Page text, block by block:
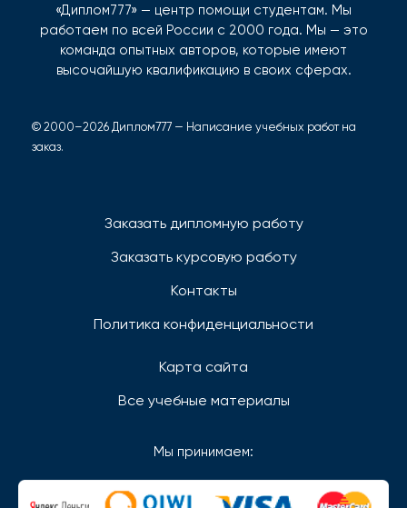
«Диплом777» — центр помощи студентам. Мы
работаем по всей России с 2000 года. Мы — это
команда опытных авторов, которые имеют
высочайшую квалификацию в своих сферах.
© 2000–2026 Диплом777 — Написание учебных работ на
заказ.
Заказать дипломную работу
Заказать курсовую работу
Контакты
Политика конфиденциальности
Карта сайта
Все учебные материалы
Мы принимаем: